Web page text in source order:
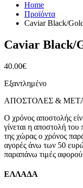
Home
Προϊόντα
Caviar Black/
Caviar Black/
40.00€
Εξαντλημένο
ΑΠΟΣΤΟΛΕΣ &
Ο χρόνος αποστολής
γίνεται η αποστολή
της χώρας ο χρόνος
αγορές άνω των 50
παραπάνω τιμές
ΕΛΛΑΔΑ